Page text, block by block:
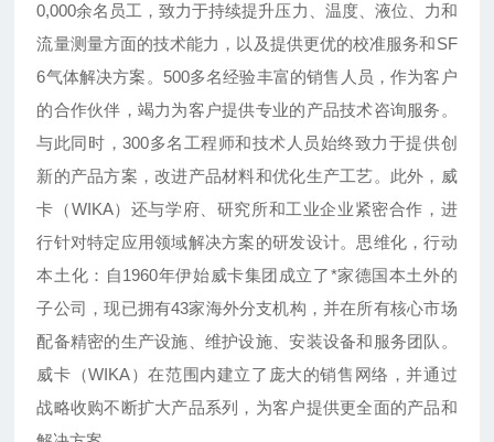
0,000余名员工，致力于持续提升压力、温度、液位、力和
流量测量方面的技术能力，以及提供更优的校准服务和SF
6气体解决方案。500多名经验丰富的销售人员，作为客户
的合作伙伴，竭力为客户提供专业的产品技术咨询服务。
与此同时，300多名工程师和技术人员始终致力于提供创
新的产品方案，改进产品材料和优化生产工艺。此外，威
卡（WIKA）还与学府、研究所和工业企业紧密合作，进
行针对特定应用领域解决方案的研发设计。思维化，行动
本土化：自1960年伊始威卡集团成立了*家德国本土外的
子公司，现已拥有43家海外分支机构，并在所有核心市场
配备精密的生产设施、维护设施、安装设备和服务团队。
威卡（WIKA）在范围内建立了庞大的销售网络，并通过
战略收购不断扩大产品系列，为客户提供更全面的产品和